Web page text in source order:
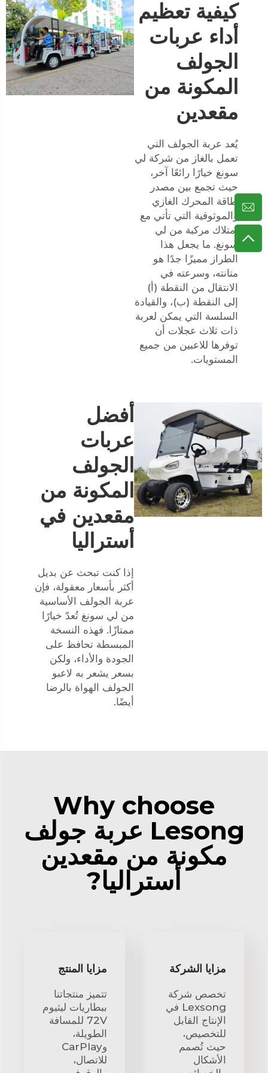
كيفية تعظيم
أداء عربات
الجولف
المكونة من
مقعدين
يُعد عربة الجولف التي
تعمل بالغاز من شركة لي
سونغ خيارًا رائعًا آخر،
حيث تجمع بين مصدر
طاقة المحرك الغازي
والموثوقية التي تأتي مع
امتلاك مركبة من لي
سونغ. ما يجعل هذا
الطراز مميزًا جدًا هو
متانته، وسرعته في
الانتقال من النقطة (أ)
إلى النقطة (ب)، والقيادة
السلسة التي يمكن لعربة
ذات ثلاث عجلات أن
توفرها للاعبين من جميع
المستويات.
أفضل
عربات
الجولف
المكونة من
مقعدين في
أستراليا
إذا كنت تبحث عن بديل
أكثر بأسعار معقولة، فإن
عربة الجولف الأساسية
من لي سونغ تُعدّ خيارًا
ممتازًا. فهذه النسخة
المبسطة تحافظ على
الجودة والأداء، ولكن
بسعر يشعر به لاعبو
الجولف الهواة بالرضا
أيضًا.
Why choose
Lesong عربة جولف
مكونة من مقعدين
أستراليا?
مزايا الشركة
تخصص شركة
Lexsong في
الإنتاج القابل
للتخصيص،
حيث تُصمم
الأشكال
مزايا المنتج
تتميز منتجاتنا
ببطاريات ليثيوم
72V للمسافة
الطويلة،
وCarPlay
للاتصال،